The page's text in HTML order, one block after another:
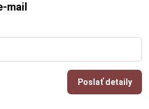
mail
Poslať detaily